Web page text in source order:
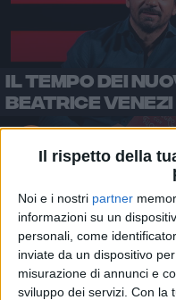
Il rispetto della
Noi e i nostri partner
informazioni su un
personali, come
inviate da un dispositivo
misurazione di annunci e
sviluppo dei servizi. Con la
IL TEMPO DEI
BEATRICE VENEZI
Beatrice Venezi nella
Giacomo Puccini, ha
persone dedicato al
fatto per il Lucca
festival di musica pop